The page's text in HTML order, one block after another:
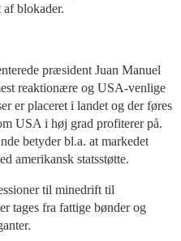
blokader.
præsident Juan Manuel
reaktionære og USA-venlige
er placeret i landet og der føres
USA i høj grad profiterer på.
betyder bl.a. at markedet
amerikansk statsstøtte.
til minedrift til
tages fra fattige bønder og